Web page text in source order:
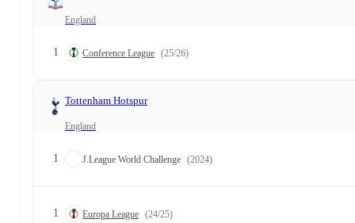
England
1 Conference League (25/26)
Tottenham Hotspur
England
1 J.League World Challenge (2024)
1 Europa League (24/25)